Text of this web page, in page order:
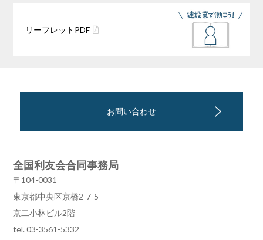
リーフレット PDF
お問い合わせ
全国利友会合同事務局
〒104-0031
東京都中央区京橋2-7-5
京二小林ビル2階
tel. 03-3561-5332